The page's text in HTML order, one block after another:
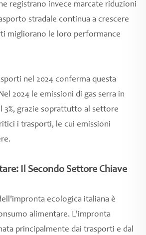
registrano invece marcate riduzioni
stradale continua a crescere
migliorano le loro performance
nel 2024 conferma questa
2024 le emissioni di gas serra in
3%, grazie soprattutto al settore
i trasporti, le cui emissioni
Il Secondo Settore Chiave
ecologica italiana è
alimentare. L'impronta
principalmente dai trasporti e dal